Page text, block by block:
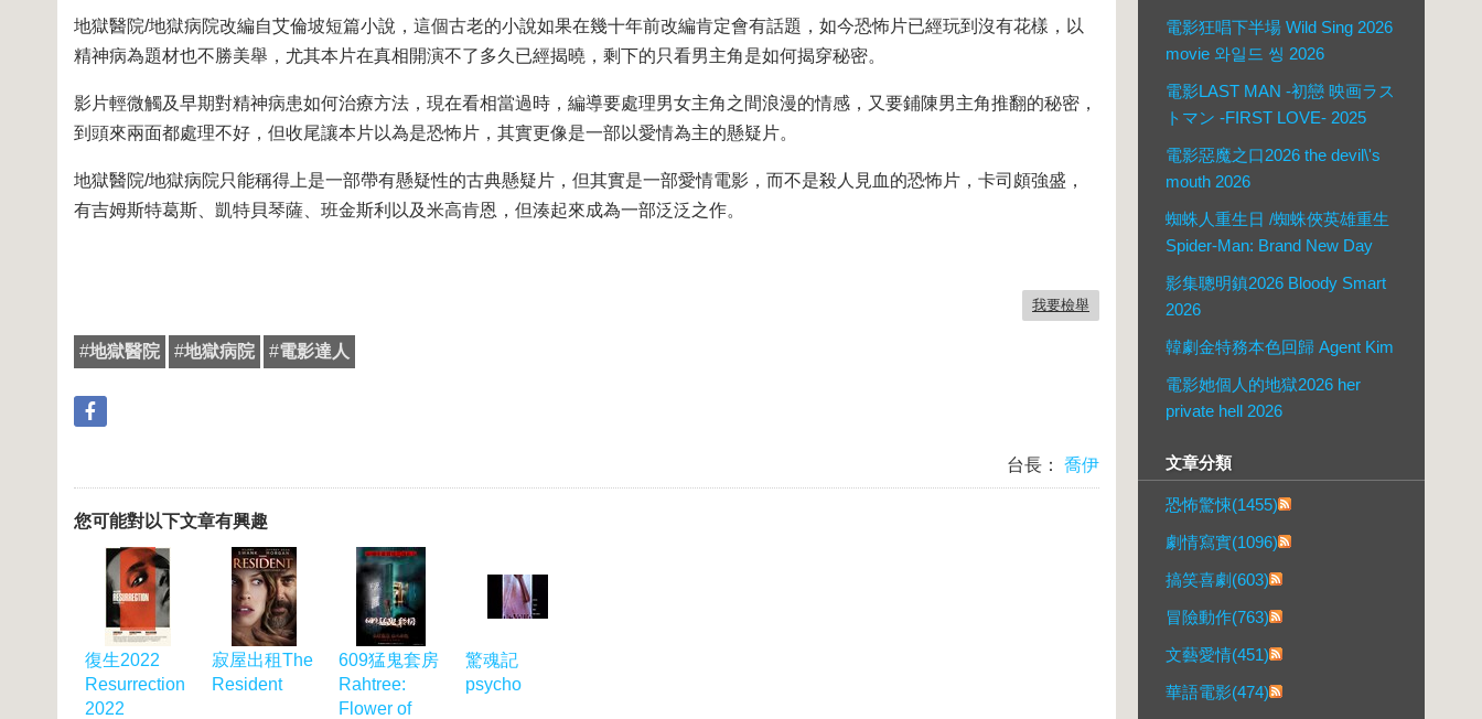
地獄醫院/地獄病院改編自艾倫坡短篇小說，這個古老的小說如果在幾十年前改編肯定會有話題，如今恐怖片已經玩到沒有花樣，以
精神病為題材也不勝美舉，尤其本片在真相開演不了多久已經揭曉，剩下的只看男主角是如何揭穿秘密。
影片輕微觸及早期對精神病患如何治療方法，現在看相當過時，編導要處理男女主角之間浪漫的情感，又要鋪陳男主角推翻的秘密，
到頭來兩面都處理不好，但收尾讓本片以為是恐怖片，其實更像是一部以愛情為主的懸疑片。
地獄醫院/地獄病院只能稱得上是一部帶有懸疑性的古典懸疑片，但其實是一部愛情電影，而不是殺人見血的恐怖片，卡司頗強盛，
有吉姆斯特葛斯、凱特貝琴薩、班金斯利以及米高肯恩，但湊起來成為一部泛泛之作。
我要檢舉
#地獄醫院 #地獄病院 #電影達人
台長： 喬伊
您可能對以下文章有興趣
復生2022
Resurrection
2022
寂屋出租The
Resident
609猛鬼套房
Rahtree:
Flower of
驚魂記
psycho
電影狂唱下半場 Wild Sing 2026
movie 와일드 씽 2026
電影LAST MAN -初戀 映画ラス
トマン -FIRST LOVE- 2025
電影惡魔之口2026 the devil\'s
mouth 2026
蜘蛛人重生日 /蜘蛛俠英雄重生
Spider-Man: Brand New Day
影集聰明鎮2026 Bloody Smart
2026
韓劇金特務本色回歸 Agent Kim
電影她個人的地獄2026 her
private hell 2026
文章分類
恐怖驚悚(1455)
劇情寫實(1096)
搞笑喜劇(603)
冒險動作(763)
文藝愛情(451)
華語電影(474)